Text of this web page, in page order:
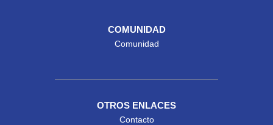
COMUNIDAD
Comunidad
OTROS ENLACES
Contacto